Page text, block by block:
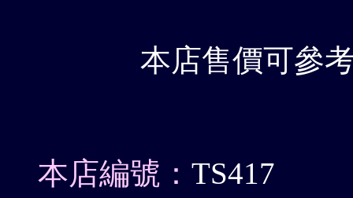
本店售價可參
本店編號： TS417